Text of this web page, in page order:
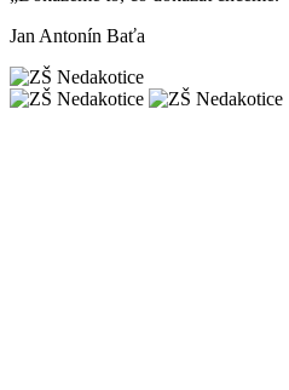
Jan Antonín Baťa